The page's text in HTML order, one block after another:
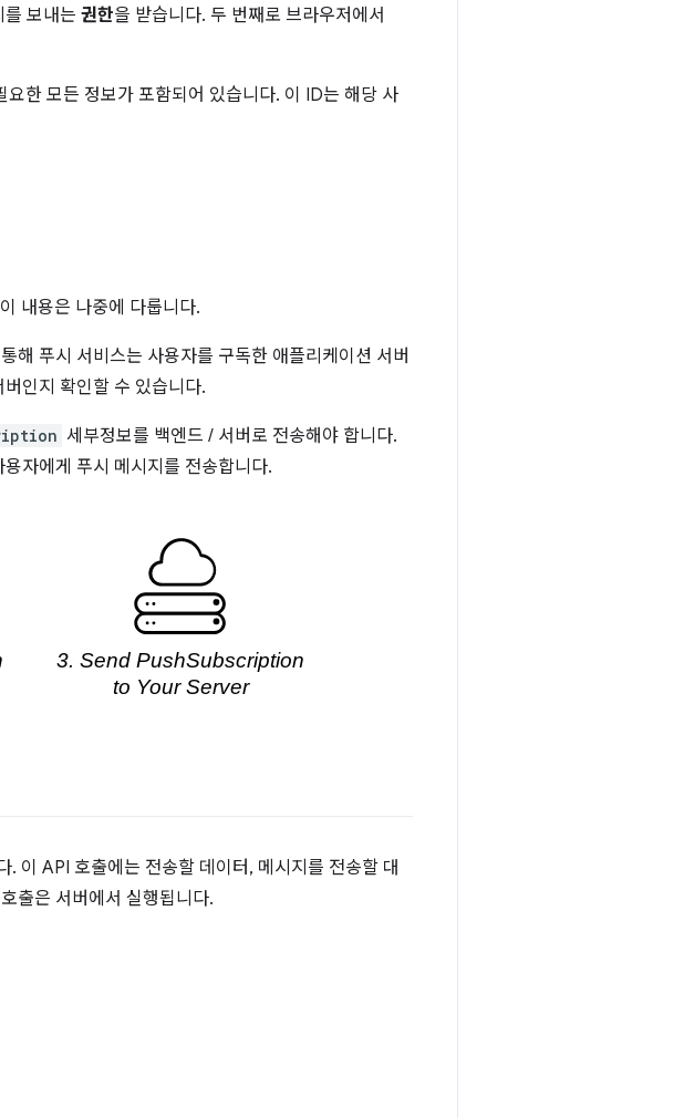
보내는 권한을 받습니다. 두 번째로 브라우저에서
한 모든 정보가 포함되어 있습니다. 이 ID는 해당 사
내용은 나중에 다룹니다.
해 푸시 서비스는 사용자를 구독한 애플리케이션 서버
인지 확인할 수 있습니다.
세부정보를 백엔드 / 서버로 전송해야 합니다.
자에게 푸시 메시지를 전송합니다.
이 API 호출에는 전송할 데이터, 메시지를 전송할 대
출은 서버에서 실행됩니다.